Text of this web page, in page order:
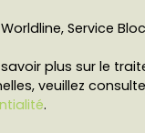
Service
plus sur le
veuillez
.